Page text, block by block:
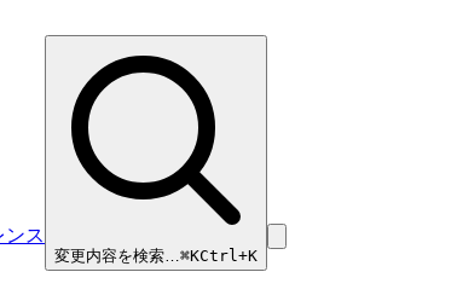
ンス
変更内容を検索…⌘KCtrl+K